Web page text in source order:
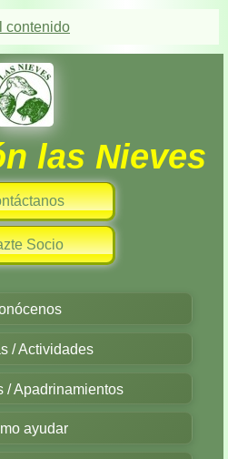
contenido
las Nieves
Socio
/ Actividades
/ Apadrinamientos
ayudar